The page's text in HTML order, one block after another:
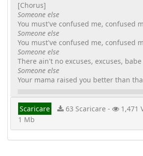
[Chorus]
Someone else
You must've confused me, confused
Someone else
You must've confused me, confused
Someone else
There ain't no excuses, excuses, babe
Someone else
Your mama raised you better than
Scaricare 63 Scaricare -
1,471
1 Mb